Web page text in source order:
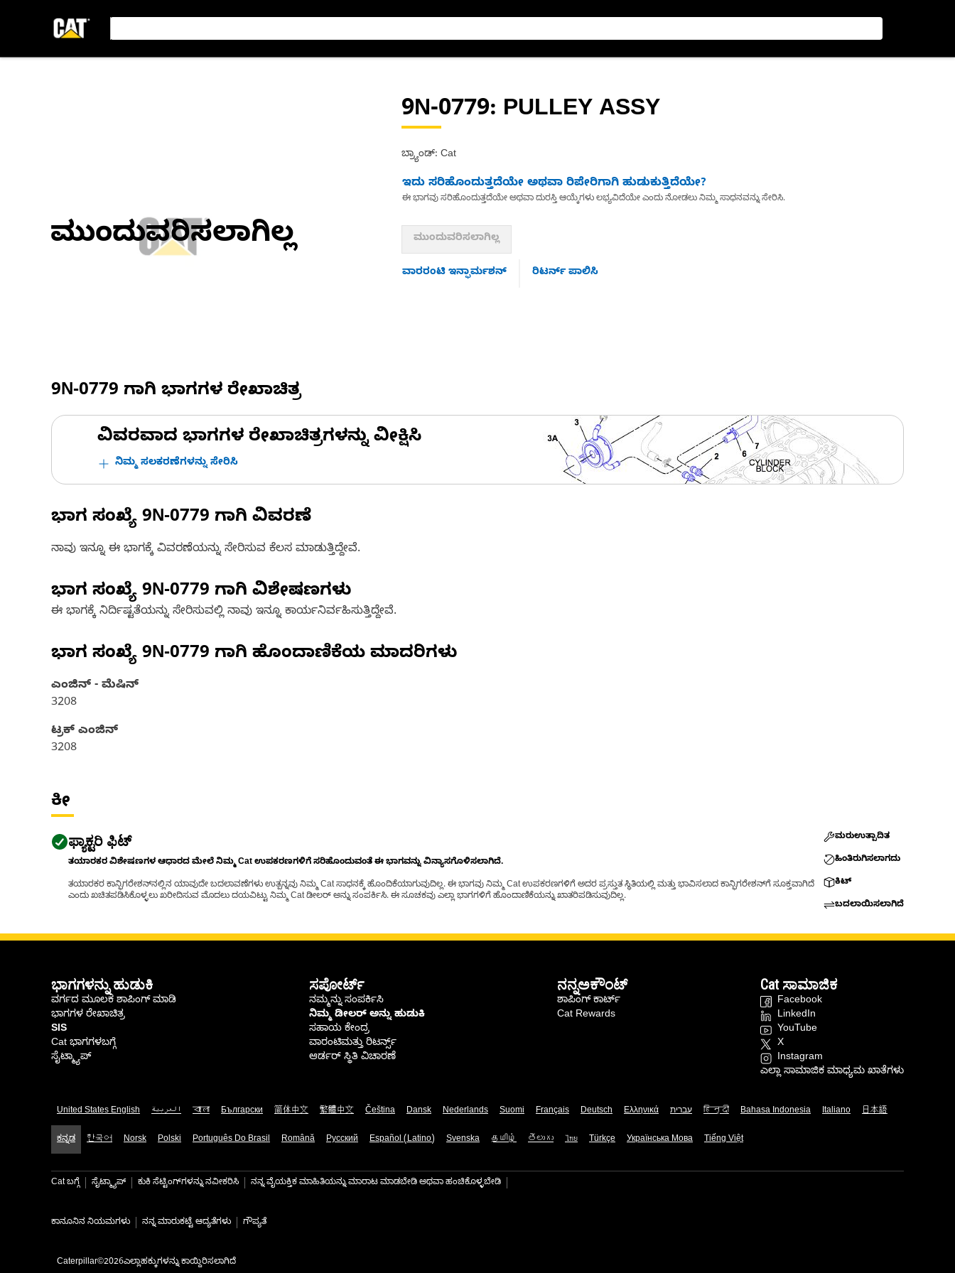
ಮುಂದುವರಿಸಲಾಗಿಲ್ಲ
9N-0779: PULLEY ASSY
ಬ್ರ್ಯಾಂಡ್: Cat
ಇದು ಸರಿಹೊಂದುತ್ತದೆಯೇ ಅಥವಾ ರಿಪೇರಿಗಾಗಿ ಹುಡುಕುತ್ತಿದೆಯೇ?
ಈ ಭಾಗವು ಸರಿಹೊಂದುತ್ತದೆಯೇ ಅಥವಾ ದುರಸ್ತಿ ಆಯ್ಕೆಗಳು ಲಭ್ಯವಿದೆಯೇ ಎಂದು ನೋಡಲು ನಿಮ್ಮ ಸಾಧನವನ್ನು ಸೇರಿಸಿ.
ಮುಂದುವರಿಸಲಾಗಿಲ್ಲ
ವಾರರಂಟಿ ಇನ್ಫಾರ್ಮಶನ್ ರಿಟರ್ನ್ ಪಾಲಿಸಿ
9N-0779 ಗಾಗಿ ಭಾಗಗಳ ರೇಖಾಚಿತ್ರ
ವಿವರವಾದ ಭಾಗಗಳ ರೇಖಾಚಿತ್ರಗಳನ್ನು ವೀಕ್ಷಿಸಿ
ನಿಮ್ಮ ಸಲಕರಣೆಗಳನ್ನು ಸೇರಿಸಿ
ಭಾಗ ಸಂಖ್ಯೆ 9N-0779 ಗಾಗಿ ವಿವರಣೆ
ನಾವು ಇನ್ನೂ ಈ ಭಾಗಕ್ಕೆ ವಿವರಣೆಯನ್ನು ಸೇರಿಸುವ ಕೆಲಸ ಮಾಡುತ್ತಿದ್ದೇವೆ.
ಭಾಗ ಸಂಖ್ಯೆ 9N-0779 ಗಾಗಿ ವಿಶೇಷಣಗಳು
ಈ ಭಾಗಕ್ಕೆ ನಿರ್ದಿಷ್ಟತೆಯನ್ನು ಸೇರಿಸುವಲ್ಲಿ ನಾವು ಇನ್ನೂ ಕಾರ್ಯನಿರ್ವಹಿಸುತ್ತಿದ್ದೇವೆ.
ಭಾಗ ಸಂಖ್ಯೆ 9N-0779 ಗಾಗಿ ಹೊಂದಾಣಿಕೆಯ ಮಾದರಿಗಳು
ಎಂಜಿನ್ - ಮೆಷಿನ್
3208
ಟ್ರಕ್ ಎಂಜಿನ್
3208
ಕೀ
ಫ್ಯಾಕ್ಟರಿ ಫಿಟ್
ತಯಾರಕರ ವಿಶೇಷಣಗಳ ಆಧಾರದ ಮೇಲೆ ನಿಮ್ಮ Cat ಉಪಕರಣಗಳಿಗೆ ಸರಿಹೊಂದುವಂತೆ ಈ ಭಾಗವನ್ನು ವಿನ್ಯಾಸಗೊಳಿಸಲಾಗಿದೆ.
ತಯಾರಕರ ಕಾನ್ಫಿಗರೇಶನ್‌ನಲ್ಲಿನ ಯಾವುದೇ ಬದಲಾವಣೆಗಳು ಉತ್ಪನ್ನವು ನಿಮ್ಮ Cat ಸಾಧನಕ್ಕೆ ಹೊಂದಿಕೆಯಾಗುವುದಿಲ್ಲ. ಈ ಭಾಗವು ನಿಮ್ಮ Cat ಉಪಕರಣಗಳಿಗೆ ಅದರ ಪ್ರಸ್ತುತ ಸ್ಥಿತಿಯಲ್ಲಿ ಮತ್ತು ಭಾವಿಸಲಾದ ಕಾನ್ಫಿಗರೇಶನ್‌ಗೆ ಸೂಕ್ತವಾಗಿದೆ
ಎಂದು ಖಚಿತಪಡಿಸಿಕೊಳ್ಳಲು ಖರೀದಿಸುವ ಮೊದಲು ದಯವಿಟ್ಟು ನಿಮ್ಮ Cat ಡೀಲರ್ ಅನ್ನು ಸಂಪರ್ಕಿಸಿ. ಈ ಸೂಚಕವು ಎಲ್ಲಾ ಭಾಗಗಳಿಗೆ ಹೊಂದಾಣಿಕೆಯನ್ನು ಖಾತರಿಪಡಿಸುವುದಿಲ್ಲ.
ಮರುಉತ್ಪಾದಿತ
ಹಿಂತಿರುಗಿಸಲಾಗದು
ಕಿಟ್
ಬದಲಾಯಿಸಲಾಗಿದೆ
ಭಾಗಗಳನ್ನು ಹುಡುಕಿ
ವರ್ಗದ ಮೂಲಕ ಶಾಪಿಂಗ್ ಮಾಡಿ
ಭಾಗಗಳ ರೇಖಾಚಿತ್ರ
SIS
Cat ಭಾಗಗಳಬಗ್ಗೆ
ಸೈಟ್ಮ್ಯಾಪ್
ಸಪೋರ್ಟ್
ನಮ್ಮನ್ನು ಸಂಪರ್ಕಿಸಿ
ನಿಮ್ಮ ಡೀಲರ್ ಅನ್ನು ಹುಡುಕಿ
ಸಹಾಯ ಕೇಂದ್ರ
ವಾರಂಟಿಮತ್ತು ರಿಟರ್ನ್ಸ್
ಆರ್ಡರ್ ಸ್ಥಿತಿ ವಿಚಾರಣೆ
ನನ್ನಅಕೌಂಟ್
ಶಾಪಿಂಗ್ ಕಾರ್ಟ್
Cat Rewards
Cat ಸಾಮಾಜಿಕ
Facebook
LinkedIn
YouTube
X
Instagram
ಎಲ್ಲಾ ಸಾಮಾಜಿಕ ಮಾಧ್ಯಮ ಖಾತೆಗಳು
United States English العربية বাংলা Български 简体中文 繁體中文 Čeština Dansk Nederlands Suomi Français Deutsch Ελληνικά עברית हिन्दी Bahasa Indonesia Italiano 日本語
ಕನ್ನಡ 한국어 Norsk Polski Português Do Brasil Română Русский Español (Latino) Svenska தமிழ் తెలుగు ไทย Türkçe Українська Мова Tiếng Việt
Cat ಬಗ್ಗೆ ಸೈಟ್ಮ್ಯಾಪ್ ಕುಕಿ ಸೆಟ್ಟಿಂಗ್‌ಗಳನ್ನು ನವೀಕರಿಸಿ ನನ್ನ ವೈಯಕ್ತಿಕ ಮಾಹಿತಿಯನ್ನು ಮಾರಾಟ ಮಾಡಬೇಡಿ ಅಥವಾ ಹಂಚಿಕೊಳ್ಳಬೇಡಿ
ಕಾನೂನಿನ ನಿಯಮಗಳು ನನ್ನ ಮಾರುಕಟ್ಟೆ ಆದ್ಯತೆಗಳು ಗೌಪ್ಯತೆ
Caterpillar©2026ಎಲ್ಲಾಹಕ್ಕುಗಳನ್ನು ಕಾಯ್ದಿರಿಸಲಾಗಿದೆ